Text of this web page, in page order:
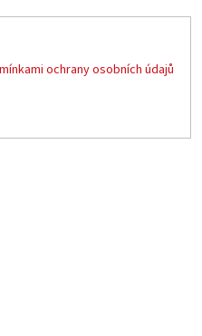
ochrany osobních údajů